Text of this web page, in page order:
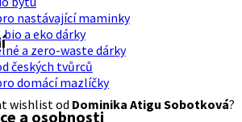
nastávající maminky
bio a eko dárky
a zero-waste dárky
českých tvůrců
domácí mazlíčky
a osobnosti
wishlist od Dominika Atigu Sobotková?